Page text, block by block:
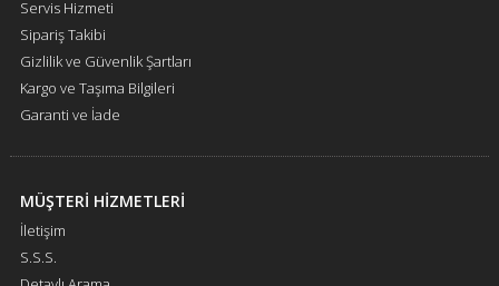
Servis Hizmeti
Sipariş Takibi
Gizlilik ve Güvenlik Şartları
Kargo ve Taşıma Bilgileri
Garanti ve İade
MÜŞTERİ HİZMETLERİ
İletişim
S.S.S.